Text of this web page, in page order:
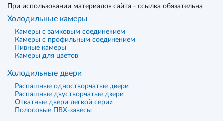
При использовании материалов сайта - ссылка обязательна
Холодильные камеры
Камеры с замковым соединением
Камеры с профильным соединением
Пивные камеры
Камеры для цветов
Холодильные двери
Распашные одностворчатые двери
Распашные двустворчатые двери
Откатные двери легкой серии
Полосовые ПВХ-завесы